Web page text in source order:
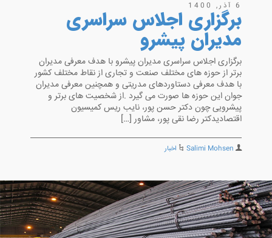
6 آذر, 1400
برگزاری اجلاس سراسری
مدیران پیشرو
برگزاری اجلاس سراسری مدیران پیشرو با هدف معرفی مدیران
برتر از حوزه های مختلف صنعت و تجاری از نقاط مختلف کشور
با هدف معرفی دستاوردهای مدریتی و همچنین معرفی مدیران
جوان این حوزه ها صورت می گیرد .از شخصیت های برتر و
پیشرویی چون دکتر حسن پور، نایب ریس کمیسیون
اقتصادیدکتر رضا نقی پور، مشاور […]
Salimi Mohsen اخبار